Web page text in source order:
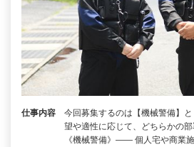
仕事内容
今回募集するのは【機械警備】
望や適性に応じて、どちらかの
《機械警備》―― 個人宅や商業